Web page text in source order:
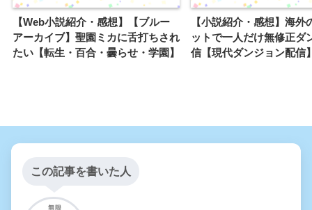
【Web小説紹介・感想】【ブルー
アーカイブ】聖園ミカに舌打ちされ
たい【転生・百合・曇らせ・学園】
【小説紹介・感想】海外
ットで一人だけ無修正ダ
信【現代ダンジョン配信
この記事を書いた人